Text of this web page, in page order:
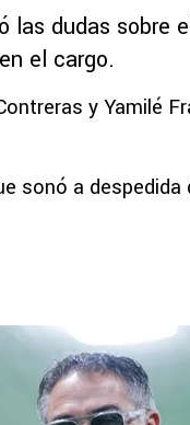
las dudas sobre
el cargo.
y Yamilé
sonó a